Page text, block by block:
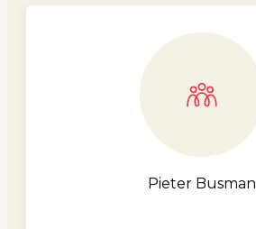
Pieter Busman